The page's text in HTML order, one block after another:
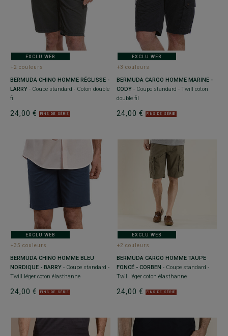
EXCLU WEB
+2 couleurs
BERMUDA CHINO HOMME RÉGLISSE -
LARRY - Coupe standard - Coton double
fil
24,00 € FINS DE SÉRIE
EXCLU WEB
+3 couleurs
BERMUDA CARGO HOMME MARINE -
CODY - Coupe standard - Twill coton
double fil
24,00 € FINS DE SÉRIE
EXCLU WEB
+35 couleurs
BERMUDA CHINO HOMME BLEU
NORDIQUE - BARRY - Coupe standard -
Twill léger coton élasthanne
24,00 € FINS DE SÉRIE
EXCLU WEB
+2 couleurs
BERMUDA CARGO HOMME TAUPE
FONCÉ - CORBEN - Coupe standard -
Twill léger coton élasthanne
24,00 € FINS DE SÉRIE